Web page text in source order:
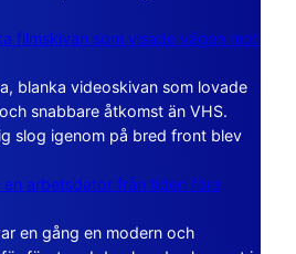
filmskivan som visade vägen mot
blanka videoskivan som lovade
snabbare åtkomst än VHS.
slog igenom på bred front blev
arbetsdator från tiden före
en gång en modern och